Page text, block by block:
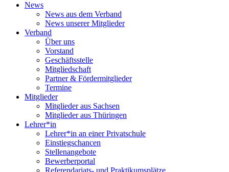
News
News aus dem Verband
News unserer Mitglieder
Verband
Über uns
Vorstand
Geschäftsstelle
Mitgliedschaft
Partner & Fördermitglieder
Termine
Mitglieder
Mitglieder aus Sachsen
Mitglieder aus Thüringen
Lehrer*in
Lehrer*in an einer Privatschule
Einstiegschancen
Stellenangebote
Bewerberportal
Referendariats- und Praktikumsplätze